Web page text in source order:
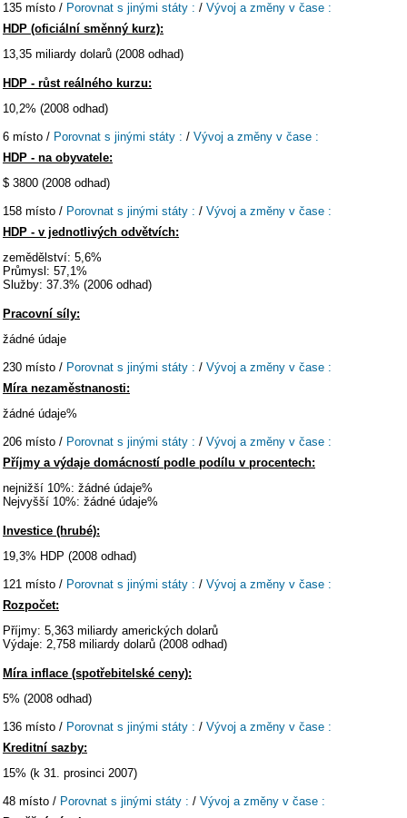
135 místo / Porovnat s jinými státy : / Vývoj a změny v čase :
HDP (oficiální směnný kurz):
13,35 miliardy dolarů (2008 odhad)
HDP - růst reálného kurzu:
10,2% (2008 odhad)
6 místo / Porovnat s jinými státy : / Vývoj a změny v čase :
HDP - na obyvatele:
$ 3800 (2008 odhad)
158 místo / Porovnat s jinými státy : / Vývoj a změny v čase :
HDP - v jednotlivých odvětvích:
zemědělství: 5,6%
Průmysl: 57,1%
Služby: 37.3% (2006 odhad)
Pracovní síly:
žádné údaje
230 místo / Porovnat s jinými státy : / Vývoj a změny v čase :
Míra nezaměstnanosti:
žádné údaje%
206 místo / Porovnat s jinými státy : / Vývoj a změny v čase :
Příjmy a výdaje domácností podle podílu v procentech:
nejnižší 10%: žádné údaje%
Nejvyšší 10%: žádné údaje%
Investice (hrubé):
19,3% HDP (2008 odhad)
121 místo / Porovnat s jinými státy : / Vývoj a změny v čase :
Rozpočet:
Příjmy: 5,363 miliardy amerických dolarů
Výdaje: 2,758 miliardy dolarů (2008 odhad)
Míra inflace (spotřebitelské ceny):
5% (2008 odhad)
136 místo / Porovnat s jinými státy : / Vývoj a změny v čase :
Kreditní sazby:
15% (k 31. prosinci 2007)
48 místo / Porovnat s jinými státy : / Vývoj a změny v čase :